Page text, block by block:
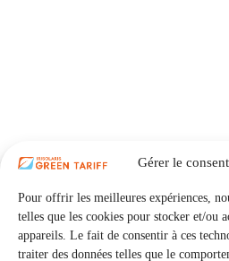
Gérer le
Pour offrir les meilleures expériences,
telles que les cookies pour stocker et/ou
appareils. Le fait de consentir à ces
traiter des données telles que le